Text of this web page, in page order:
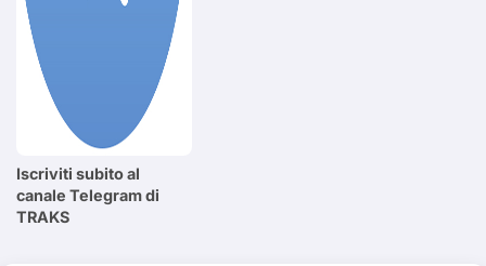
Iscriviti subito al
canale Telegram di
TRAKS